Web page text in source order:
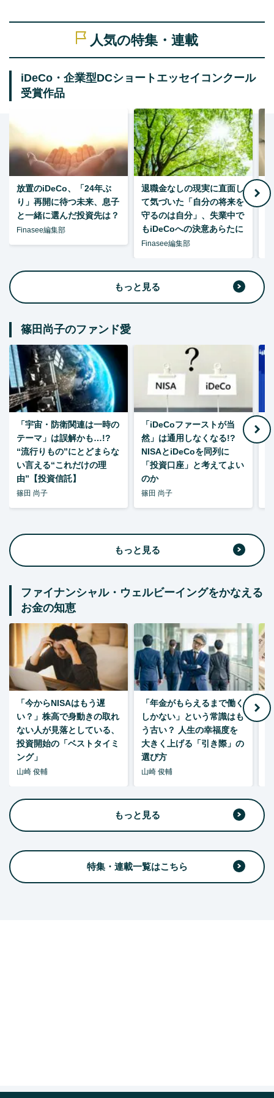
人気の特集・連載
iDeCo・企業型DCショートエッセイコンクール
受賞作品
放置のiDeCo、「24年ぶ
り」再開に待つ未来、息子
と一緒に選んだ投資先は？
Finasee編集部
退職金なしの現実に直面し
て気づいた「自分の将来を
守るのは自分」、失業中で
もiDeCoへの決意あらたに
Finasee編集部
もっと見る
篠田尚子のファンド愛
「宇宙・防衛関連は一時の
テーマ」は誤解かも…!?
“流行りもの”にとどまらな
い言える“これだけの理
由”【投資信託】
篠田 尚子
「iDeCoファーストが当
然」は通用しなくなる!?
NISAとiDeCoを同列に
「投資口座」と考えてよい
のか
篠田 尚子
もっと見る
ファイナンシャル・ウェルビーイングをかなえる
お金の知恵
「今からNISAはもう遅
い？」株高で身動きの取れ
ない人が見落としている、
投資開始の「ベストタイミ
ング」
山崎 俊輔
「年金がもらえるまで働く
しかない」という常識はも
う古い？ 人生の幸福度を
大きく上げる「引き際」の
選び方
山崎 俊輔
もっと見る
特集・連載一覧はこちら